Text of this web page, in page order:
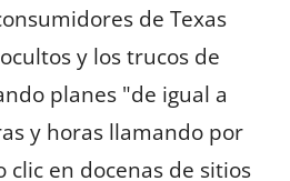
de Texas
y los trucos de
planes "de igual a
y horas llamando por
en docenas de sitios